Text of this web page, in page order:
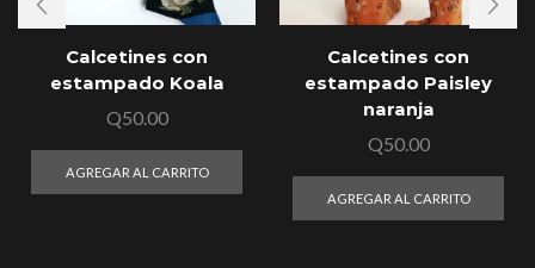
Calcetines con
estampado Koala
Q50.00
AGREGAR AL CARRITO
Calcetines con
estampado Paisley
naranja
Q50.00
AGREGAR AL CARRITO